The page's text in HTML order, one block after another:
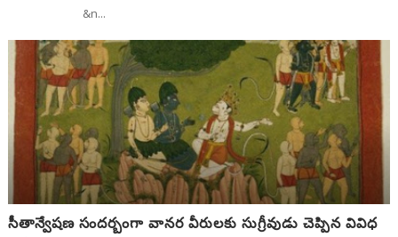
&n...
సీతాన్వేషణ సందర్బంగా వానర వీరులకు సుగ్రీవుడు చెప్పిన వివిధ